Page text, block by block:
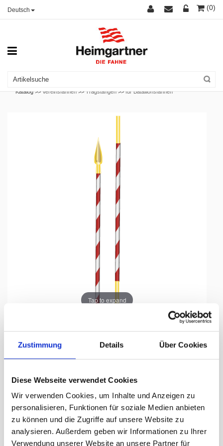
Zustimmung Details Über Cookies
Diese Webseite verwendet Cookies
Wir verwenden Cookies, um Inhalte und Anzeigen zu
personalisieren, Funktionen für soziale Medien anbieten
zu können und die Zugriffe auf unsere Website zu
analysieren. Außerdem geben wir Informationen zu Ihrer
Verwendung unserer Website an unsere Partner für
Deutsch (0)
Katalog >>Vereinsfahnen >>Tragstangen >>für Bataillonsfahnen
Tap to expand
KOPIE
Totallänge: 270 cm, Ø 30 mm
Lieferzeit Tage: